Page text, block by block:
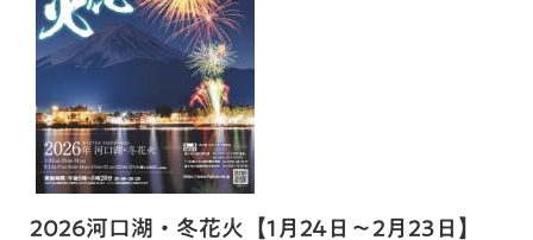
2026河口湖・冬花火【1月24日～2月23日】